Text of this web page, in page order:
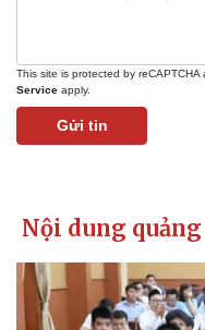
Kinh tế
Bất động sản
This site is protected by reCAPTCHA
Service apply.
Gửi tin